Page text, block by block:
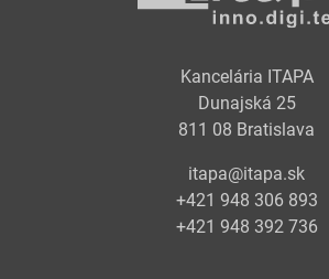
Kancelária ITAPA
Dunajská 25
811 08 Bratislava
itapa@itapa.sk
+421 948 306 893
+421 948 392 736